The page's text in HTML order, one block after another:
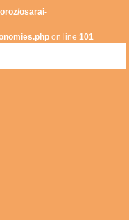
osarai-
on line101